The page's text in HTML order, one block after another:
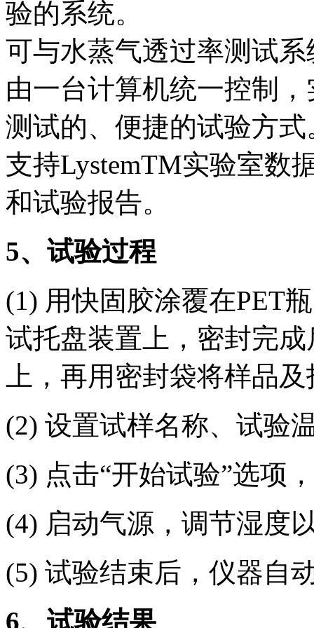
验的系统。
可与水蒸气透过率测试
由一台计算机统一控制
测试的、便捷的试验方式
支持LystemTM实验室数
和试验报告。
5、试验过程
(1) 用快固胶涂覆在PET
试托盘装置上，密封完
上，再用密封袋将样品
(2) 设置试样名称、试验
(3) 点击“开始试验”选项
(4) 启动气源，调节湿度
(5) 试验结束后，仪器自
6、试验结果